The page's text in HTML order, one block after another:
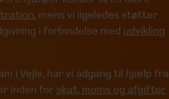
, mens vi ligeledes støtter
i forbindelse med udvikling
i Vejle, har vi adgang til hjælp fra
inden for skat, moms og afgifter